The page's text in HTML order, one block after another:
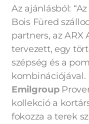
Az ajánlásból:
Bois Füred
partners, az ARX
tervezett, egy
szépség és a
kombinációjával.
Emilgroup
kollekció a
fokozza a terek